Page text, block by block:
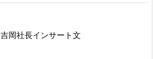
吉岡社長インサート文